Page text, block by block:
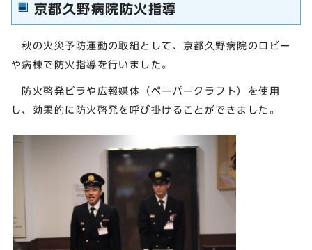
京都久野病院防火指導
秋の火災予防運動の取組として、京都久野病院のロビー
や病棟で防火指導を行いました。
防火啓発ビラや広報媒体（ペーパークラフト）を使用
し、効果的に防火啓発を呼び掛けることができました。